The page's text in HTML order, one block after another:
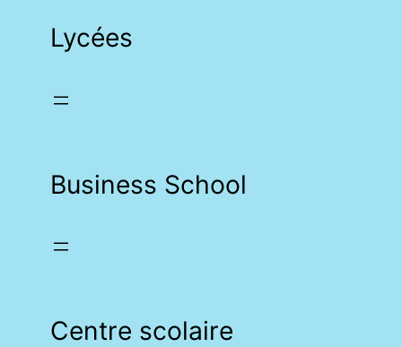
Lycées
Business School
Centre scolaire